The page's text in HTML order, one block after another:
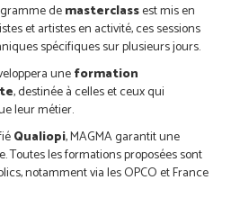
demasterclassest mis en
et artistes en activité, ces sessions
spécifiques sur plusieurs jours.
uneformation
, destinée à celles et ceux qui
leur métier.
Qualiopi, MAGMA garantit une
les formations proposées sont
notamment via les OPCO et France